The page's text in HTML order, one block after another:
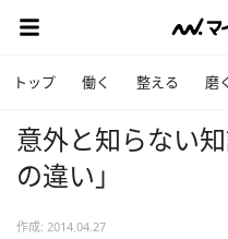
トップ 働く 整える 磨く
意外と知らない
の違い」
作成: 2014.04.27